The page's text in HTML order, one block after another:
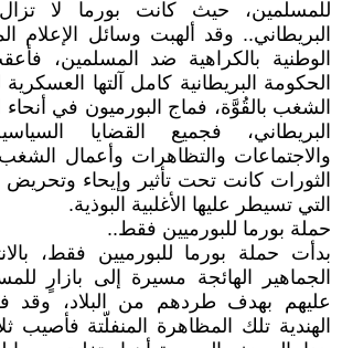
للمسلمين، حيث كانت بورما لا
البريطاني.. وقد ألهبت وسائل الإعلام
الوطنية بالكراهية ضد المسلمين،
الحكومة البريطانية كامل آلتها
الشغب بالقُوَّة، فماج البورميون في
البريطاني، فجميع القضايا
والاجتماعات والتظاهرات وأعمال
الثورات كانت تحت تأثير وإيحاء
التي تسيطر عليها الأغلبية البوذية.
حملة بورما للبورميين فقط..
بدأت حملة بورما للبورميين فقط،
الجماهير الهائجة مسيرة إلى بازارٍ
عليهم بهدف طردهم من البلاد،
الهندية تلك المظاهرة المنفلّتة فأصيب